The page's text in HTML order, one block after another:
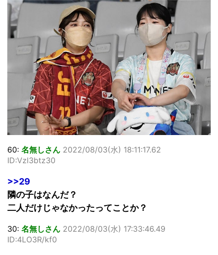
60: 名無しさん 2022/08/03(水) 18:11:17.62
ID:Vzl3btz30
>>29
隣の子はなんだ？
二人だけじゃなかったってことか？
30: 名無しさん 2022/08/03(水) 17:33:46.49
ID:4LO3R/kf0